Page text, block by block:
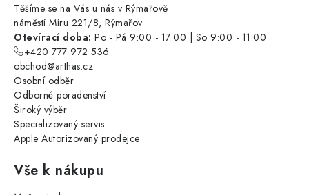
Těšíme se na Vás u nás v Rýmařově
náměstí Míru 221/8, Rýmařov
Otevírací doba: Po - Pá 9:00 - 17:00 | So 9:00 - 11:00
+420 777 972 536
obchod@arthas.cz
Osobní odběr
Odborné poradenství
Široký výběr
Specializovaný servis
Apple Autorizovaný prodejce
Vše k nákupu